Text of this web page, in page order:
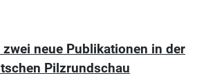
neue Publikationen in der
Pilzrundschau